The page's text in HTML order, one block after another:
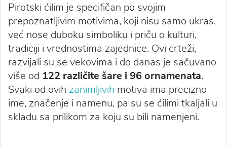
Pirotski ćilim je specifičan po svojim
prepoznatljivim motivima, koji nisu samo ukras,
već nose duboku simboliku i priču o kulturi,
tradiciji i vrednostima zajednice. Ovi crteži,
razvijali su se vekovima i do danas je sačuvano
više od 122 različite šare i 96 ornamenata.
Svaki od ovih zanimljivih motiva ima precizno
ime, značenje i namenu, pa su se ćilimi tkaljali u
skladu sa prilikom za koju su bili namenjeni.